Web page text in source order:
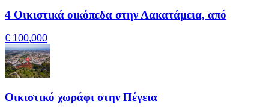
4 Οικιστικά οικόπεδα στην Λακατάμεια, από
€ 100,000
Οικιστικό χωράφι στην Πέγεια